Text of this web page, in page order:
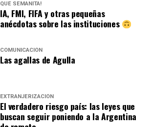
QUÉ SEMANITA!
IA, FMI, FIFA y otras pequeñas
anécdotas sobre las instituciones
COMUNICACIÓN
Las agallas de Agulla
EXTRANJERIZACIÓN
El verdadero riesgo país: las leyes que
buscan seguir poniendo a la Argentina